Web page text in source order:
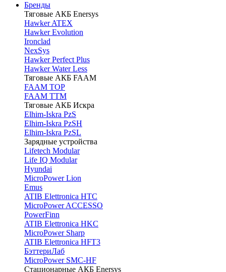
Бренды
Тяговые АКБ Enersys
Hawker ATEX
Hawker Evolution
Ironclad
NexSys
Hawker Perfect Plus
Hawker Water Less
Тяговые АКБ FAAM
FAAM TOP
FAAM TTM
Тяговые АКБ Искра
Elhim-Iskra PzS
Elhim-Iskra PzSH
Elhim-Iskra PzSL
Зарядные устройства
Lifetech Modular
Life IQ Modular
Hyundai
MicroPower Lion
Emus
ATIB Elettronica HTC
MicroPower ACCESSO
PowerFinn
ATIB Elettronica HKC
MicroPower Sharp
ATIB Elettronica HFT3
БэттериЛаб
MicroPower SMC-HF
Стационарные АКБ Enersys